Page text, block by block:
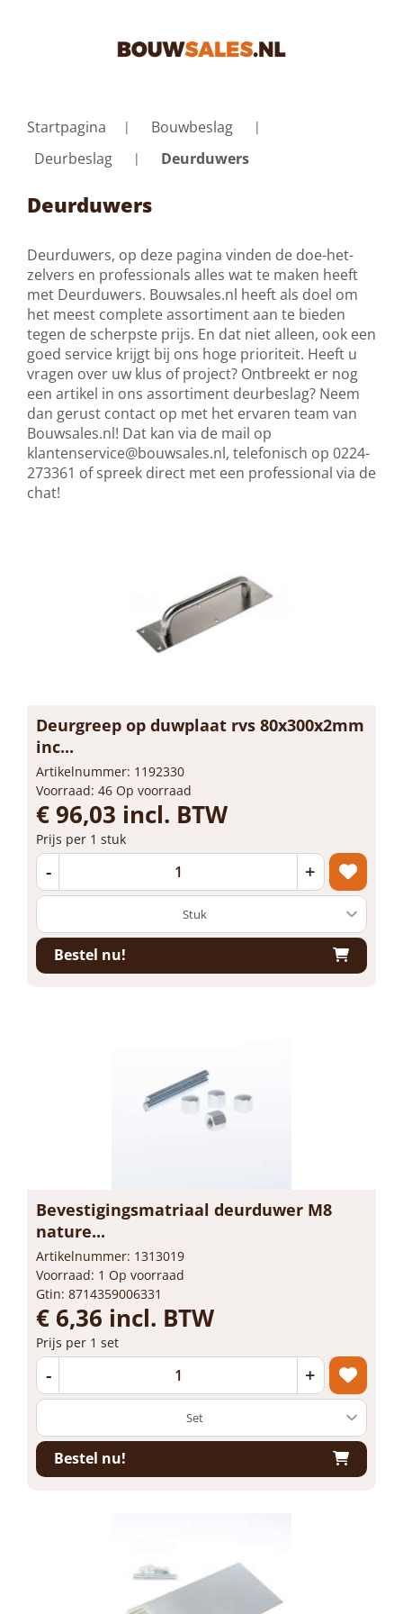
Startpagina
Bouwbeslag
Deurbeslag
Deurduwers
Deurduwers
Deurduwers, op deze pagina vinden de doe-het-
zelvers en professionals alles wat te maken heeft
met Deurduwers. Bouwsales.nl heeft als doel om
het meest complete assortiment aan te bieden
tegen de scherpste prijs. En dat niet alleen, ook een
goed service krijgt bij ons hoge prioriteit. Heeft u
vragen over uw klus of project? Ontbreekt er nog
een artikel in ons assortiment deurbeslag? Neem
dan gerust contact op met het ervaren team van
Bouwsales.nl! Dat kan via de mail op
klantenservice@bouwsales.nl, telefonisch op 0224-
273361 of spreek direct met een professional via de
chat!
Deurgreep op duwplaat rvs 80x300x2mm
inc...
Artikelnummer: 1192330
Voorraad: 46 Op voorraad
€ 96,03 incl. BTW
Prijs per 1 stuk
- +
Bestel nu!
Bevestigingsmatriaal deurduwer M8
nature...
Artikelnummer: 1313019
Voorraad: 1 Op voorraad
Gtin: 8714359006331
€ 6,36 incl. BTW
Prijs per 1 set
- +
Bestel nu!